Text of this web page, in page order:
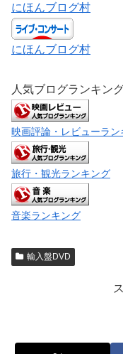
にほんブログ村
にほんブログ村
人気ブログランキン
映画評論・レビューラン
旅行・観光ランキング
音楽ランキング
輸入盤DVD